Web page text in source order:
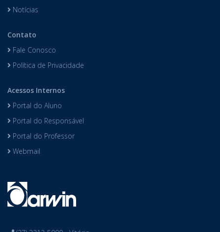
Notícias
Contato
Fale Conosco
Política de Privacidade
Acessos Internos
Portal do Aluno
Portal do Responsável
Portal do Professor
Webmail